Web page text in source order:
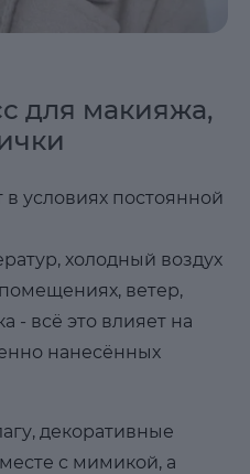
для макияжа,
условиях постоянной
холодный воздух
ветер,
- всё это влияет на
нанесённых
декоративные
с мимикой, а